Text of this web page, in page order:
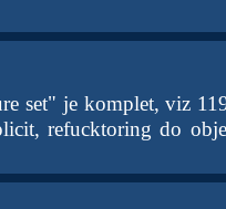
set" je komplet, viz
refucktoring do